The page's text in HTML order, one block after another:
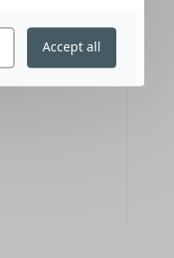
Accept all